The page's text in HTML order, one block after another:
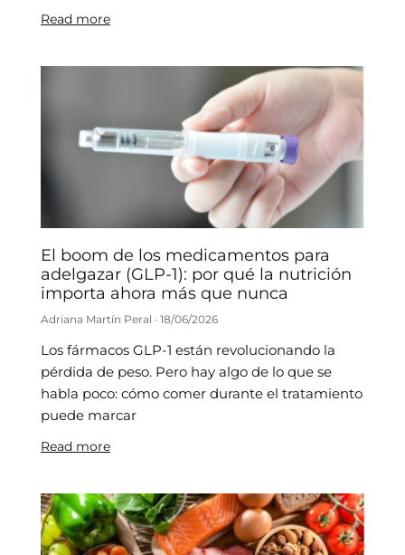
Read more
El boom de los medicamentos para
adelgazar (GLP-1): por qué la nutrición
importa ahora más que nunca
Adriana Martín Peral 18/06/2026
Los fármacos GLP-1 están revolucionando la
pérdida de peso. Pero hay algo de lo que se
habla poco: cómo comer durante el tratamiento
puede marcar
Read more